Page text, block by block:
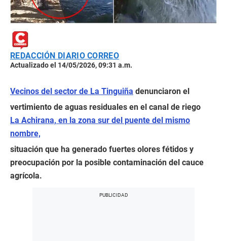
REDACCIÓN DIARIO CORREO
Actualizado el 14/05/2026, 09:31 a.m.
Vecinos del sector de La Tinguiña denunciaron el
vertimiento de aguas residuales en el canal de riego
La Achirana, en la zona sur del puente del mismo
nombre,
situación que ha generado fuertes olores fétidos y
preocupación por la posible contaminación del cauce
agrícola.